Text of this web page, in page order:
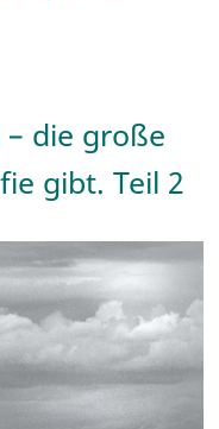
die große
gibt. Teil 2